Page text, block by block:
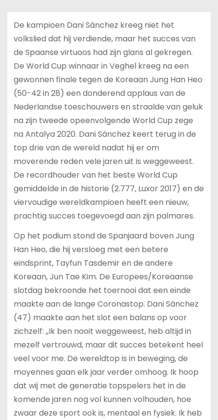
De kampioen Dani Sánchez kreeg niet het
volkslied dat hij verdiende, maar het succes van
de Spaanse virtuoos had zijn glans al gekregen.
De World Cup winnaar in Veghel kreeg na een
gewonnen finale tegen de Koreaan Jung Han Heo
(50-42 in 28) een donderend applaus van de
Nederlandse toeschouwers en straalde van geluk
na zijn tweede opeenvolgende World Cup zege
na Antalya 2020. Dani Sánchez keert terug in de
top drie van de wereld nadat hij er om
moverende reden vele jaren uit is weggeweest.
De recordhouder van het beste World Cup
gemiddelde in de historie (2.777, Luxor 2017) en de
viervoudige wereldkampioen heeft een nieuw,
prachtig succes toegevoegd aan zijn palmares.
Op het podium stond de Spanjaard boven Jung
Han Heo, die hij versloeg met een betere
eindsprint, Tayfun Tasdemir en de andere
Koreaan, Jun Tae Kim. De Europees/Koreaanse
slotdag bekroonde het toernooi dat een einde
maakte aan de lange Coronastop. Dani Sánchez
(47) maakte aan het slot een balans op voor
zichzelf: ,,Ik ben nooit weggeweest, heb altijd in
mezelf vertrouwd, maar dit succes betekent heel
veel voor me. De wereldtop is in beweging, de
moyennes gaan elk jaar verder omhoog. Ik hoop
dat wij met de generatie topspelers het in de
komende jaren nog vol kunnen volhouden, hoe
zwaar deze sport ook is, mentaal en fysiek. Ik heb